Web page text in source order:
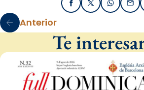
FacebookX / Twitter
Anterior
Te